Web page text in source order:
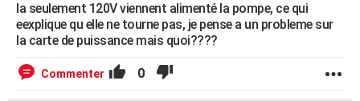
la seulement 120V viennent alimenté la pompe, ce qui
eexplique qu elle ne tourne pas, je pense a un probleme sur
la carte de puissance mais quoi????
Commenter 0